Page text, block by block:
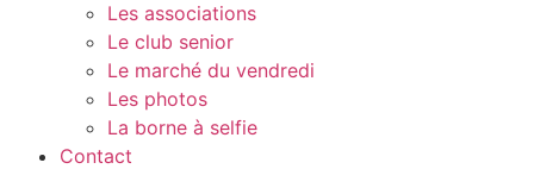
Les associations
Le club senior
Le marché du vendredi
Les photos
La borne à selfie
Contact